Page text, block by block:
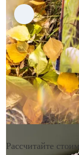
Рассчитайте